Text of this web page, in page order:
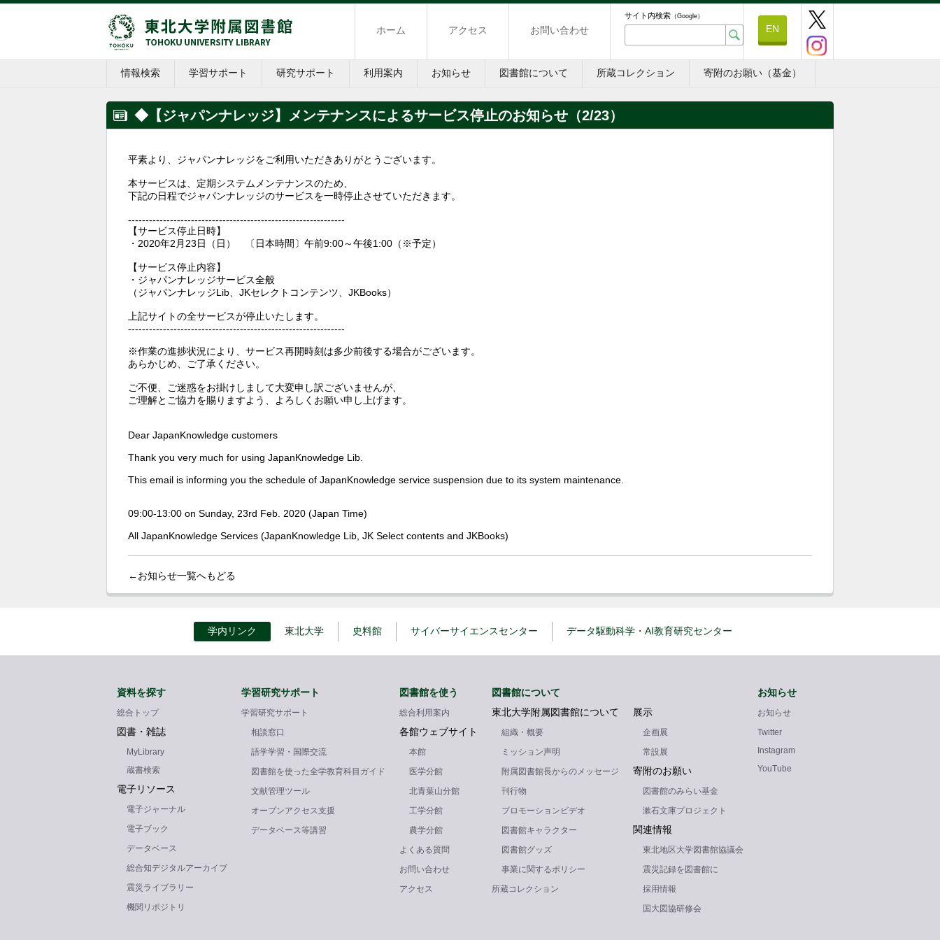
ホーム アクセス お問い合わせ
サイト内検索 （Google）
EN
情報検索 学習サポート 研究サポート 利用案内 お知らせ 図書館について 所蔵コレクション 寄附のお願い（基金）
◆【ジャパンナレッジ】メンテナンスによるサービス停止のお知らせ（2/23）
平素より、ジャパンナレッジをご利用いただきありがとうございます。
本サービスは、定期システムメンテナンスのため、
下記の日程でジャパンナレッジのサービスを一時停止させていただきます。
--------------------------------------------------------------
【サービス停止日時】
・2020年2月23日（日） 〔日本時間〕午前9:00～午後1:00（※予定）
【サービス停止内容】
・ジャパンナレッジサービス全般
（ジャパンナレッジLib、JKセレクトコンテンツ、JKBooks）
上記サイトの全サービスが停止いたします。
--------------------------------------------------------------
※作業の進捗状況により、サービス再開時刻は多少前後する場合がございます。
あらかじめ、ご了承ください。
ご不便、ご迷惑をお掛けしまして大変申し訳ございませんが、
ご理解とご協力を賜りますよう、よろしくお願い申し上げます。
Dear JapanKnowledge customers
Thank you very much for using JapanKnowledge Lib.
This email is informing you the schedule of JapanKnowledge service suspension due to its system maintenance.
09:00-13:00 on Sunday, 23rd Feb. 2020 (Japan Time)
All JapanKnowledge Services (JapanKnowledge Lib, JK Select contents and JKBooks)
←お知らせ一覧へもどる
学内リンク 東北大学 史料館 サイバーサイエンスセンター データ駆動科学・AI教育研究センター
資料を探す
総合トップ
図書・雑誌
MyLibrary
蔵書検索
電子リソース
電子ジャーナル
電子ブック
データベース
総合知デジタルアーカイブ
震災ライブラリー
機関リポジトリ
学習研究サポート
学習研究サポート
相談窓口
語学学習・国際交流
図書館を使った全学教育科目ガイド
文献管理ツール
オープンアクセス支援
データベース等講習
図書館を使う
総合利用案内
各館ウェブサイト
本館
医学分館
北青葉山分館
工学分館
農学分館
よくある質問
お問い合わせ
アクセス
図書館について
東北大学附属図書館について
組織・概要
ミッション声明
附属図書館長からのメッセージ
刊行物
プロモーションビデオ
図書館キャラクター
図書館グッズ
事業に関するポリシー
所蔵コレクション
展示
企画展
常設展
寄附のお願い
図書館のみらい基金
漱石文庫プロジェクト
関連情報
東北地区大学図書館協議会
震災記録を図書館に
採用情報
国大図協研修会
お知らせ
お知らせ
Twitter
Instagram
YouTube